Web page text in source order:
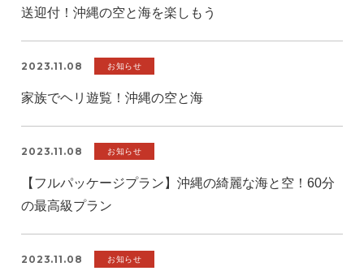
送迎付！沖縄の空と海を楽しもう
2023.11.08 お知らせ
家族でヘリ遊覧！沖縄の空と海
2023.11.08 お知らせ
【フルパッケージプラン】沖縄の綺麗な海と空！60分
の最高級プラン
2023.11.08 お知らせ